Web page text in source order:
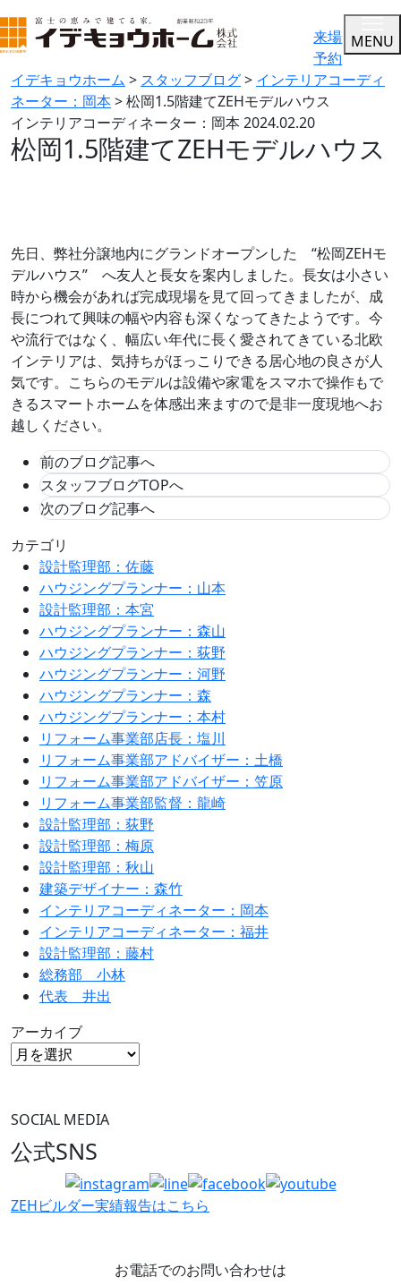
来場
予約
MENU
イデキョウホーム > スタッフブログ> インテリアコーディ
ネーター：岡本>松岡1.5階建てZEHモデルハウス
インテリアコーディネーター：岡本 2024.02.20
松岡1.5階建てZEHモデルハウス
先日、弊社分譲地内にグランドオープンした “松岡ZEHモ
デルハウス” へ友人と長女を案内しました。長女は小さい
時から機会があれば完成現場を見て回ってきましたが、成
長につれて興味の幅や内容も深くなってきたようです。今
や流行ではなく、幅広い年代に長く愛されてきている北欧
インテリアは、気持ちがほっこりできる居心地の良さが人
気です。こちらのモデルは設備や家電をスマホで操作もで
きるスマートホームを体感出来ますので是非一度現地へお
越しください。
前のブログ記事へ
スタッフブログTOPへ
次のブログ記事へ
カテゴリ
設計監理部：佐藤
ハウジングプランナー：山本
設計監理部：本宮
ハウジングプランナー：森山
ハウジングプランナー：荻野
ハウジングプランナー：河野
ハウジングプランナー：森
ハウジングプランナー：本村
リフォーム事業部店長：塩川
リフォーム事業部アドバイザー：土橋
リフォーム事業部アドバイザー：笠原
リフォーム事業部監督：龍崎
設計監理部：荻野
設計監理部：梅原
設計監理部：秋山
建築デザイナー：森竹
インテリアコーディネーター：岡本
インテリアコーディネーター：福井
設計監理部：藤村
総務部 小林
代表 井出
アーカイブ
SOCIAL MEDIA
公式SNS
ZEHビルダー実績報告はこちら
お電話でのお問い合わせは